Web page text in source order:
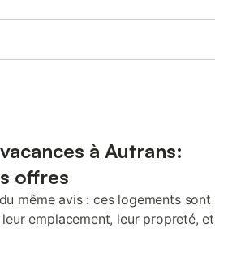
à Autrans:
offres
même avis : ces logements sont
emplacement, leur propreté, et